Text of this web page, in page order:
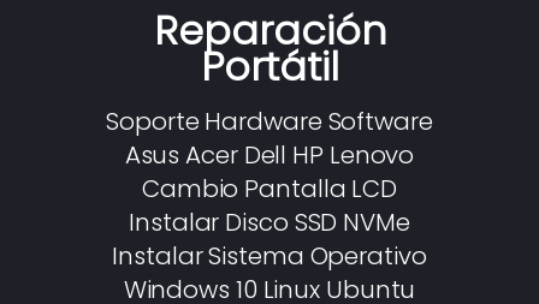
Reparación
Portátil
Soporte Hardware Software
Asus Acer Dell HP Lenovo
Cambio Pantalla LCD
Instalar Disco SSD NVMe
Instalar Sistema Operativo
Windows 10 Linux Ubuntu